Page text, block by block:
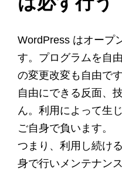
WordPress はオープ
す。プログラムを自
の変更改変も自由です
自由にできる反面、
ん。利用によって生
ご自身で負います。
つまり、利用し続け
身で行いメンテナン